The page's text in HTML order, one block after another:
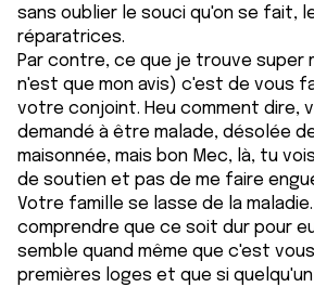
sans oublier le souci qu'on se fait,
réparatrices.
Par contre, ce que je trouve super
n'est que mon avis) c'est de vous
votre conjoint. Heu comment dire,
demandé à être malade, désolée
maisonnée, mais bon Mec, là, tu
de soutien et pas de me faire
Votre famille se lasse de la
comprendre que ce soit dur pour
semble quand même que c'est
premières loges et que si